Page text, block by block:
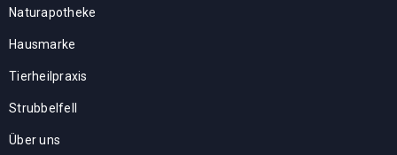
Naturapotheke
Hausmarke
Tierheilpraxis
Strubbelfell
Über uns